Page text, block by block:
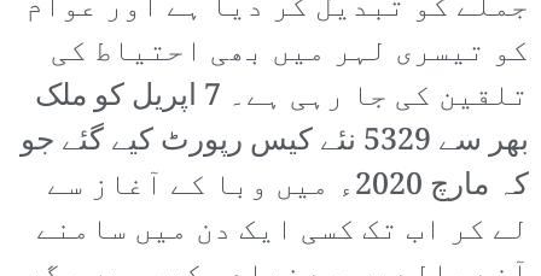
کو تیسری لہر میں بھی احتیاط کی
تلقین کی جا رہی ہے۔ 7 اپریل کو ملک
بھر سے 5329 نئے کیس رپورٹ کیے گئے جو
کہ مارچ 2020ء میں وبا کے آغاز سے
لے کر اب تک کسی ایک دن میں سامنے